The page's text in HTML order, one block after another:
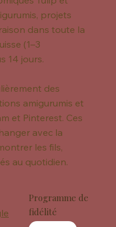
projets
dans toute la
(1–3
14 jours.
des
amigurumis et
et Pinterest. Ces
avec la
les fils,
au quotidien.
Programme de
fidélité